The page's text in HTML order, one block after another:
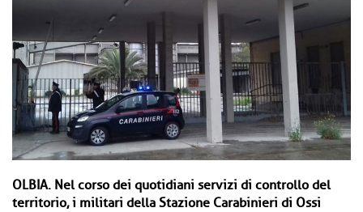
OLBIA. Nel corso dei quotidiani servizi di controllo del
territorio, i militari della Stazione Carabinieri di Ossi